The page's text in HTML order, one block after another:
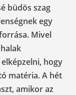
büdös szag
egy
Mivel
hogy
matéria. A hét
amikor az